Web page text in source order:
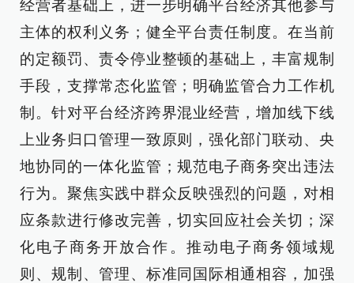
经营者基础上，进一步明确平台经济其他参与
主体的权利义务；健全平台责任制度。在当前
的定额罚、责令停业整顿的基础上，丰富规制
手段，支撑常态化监管；明确监管合力工作机
制。针对平台经济跨界混业经营，增加线下线
上业务归口管理一致原则，强化部门联动、央
地协同的一体化监管；规范电子商务突出违法
行为。聚焦实践中群众反映强烈的问题，对相
应条款进行修改完善，切实回应社会关切；深
化电子商务开放合作。推动电子商务领域规
则、规制、管理、标准同国际相通相容，加强